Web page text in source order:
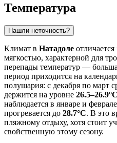
Температура
Нашли неточность?
Климат в Натадоле
мягкостью, характерной для
перепады температур —
период приходится на
полушария: с декабря по март
держится на уровне 26.5–26.9°C
наблюдается в январе и
прогревается до 28.7°C. В это
пляжному отдыху, хотя стоит
свойственную этому сезону.